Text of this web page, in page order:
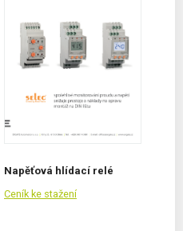
Napěťová hlídací relé
Ceník ke stažení